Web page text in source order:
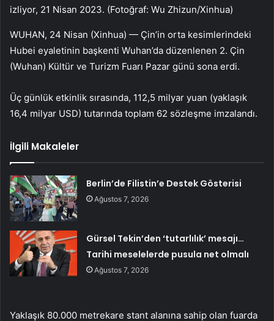
izliyor, 21 Nisan 2023. (Fotoğraf: Wu Zhizun/Xinhua)
WUHAN, 24 Nisan (Xinhua) — Çin’in orta kesimlerindeki
Hubei eyaletinin başkenti Wuhan’da düzenlenen 2. Çin
(Wuhan) Kültür ve Turizm Fuarı Pazar günü sona erdi.
Üç günlük etkinlik sırasında, 112,5 milyar yuan (yaklaşık
16,4 milyar USD) tutarında toplam 62 sözleşme imzalandı.
İlgili Makaleler
Berlin’de Filistin’e Destek Gösterisi
Ağustos 7, 2026
Gürsel Tekin’den ‘tutarlılık’ mesajı…
Tarihi meselelerde pusula net olmalı
Ağustos 7, 2026
Yaklaşık 80.000 metrekare stant alanına sahip olan fuarda